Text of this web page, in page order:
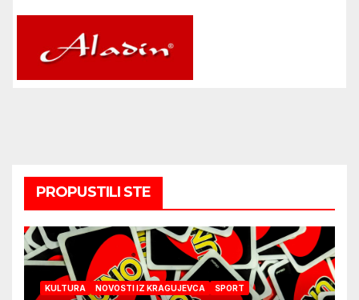
PROPUSTILI STE
KULTURA NOVOSTI IZ KRAGUJEVCA SPORT